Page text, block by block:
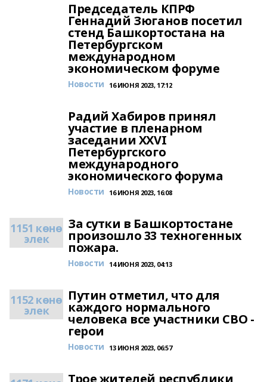
Председатель КПРФ
Геннадий Зюганов посетил
стенд Башкортостана на
Петербургском
международном
экономическом форуме
Новости 16 ИЮНЯ 2023, 17:12
Радий Хабиров принял
участие в пленарном
заседании XXVI
Петербургского
международного
экономического форума
Новости 16 ИЮНЯ 2023, 16:08
1151 көнө
элек
За сутки в Башкортостане
произошло 33 техногенных
пожара.
Новости 14 ИЮНЯ 2023, 04:13
1152 көнө
элек
Путин отметил, что для
каждого нормального
человека все участники СВО -
герои
Новости 13 ИЮНЯ 2023, 06:57
Трое жителей республики